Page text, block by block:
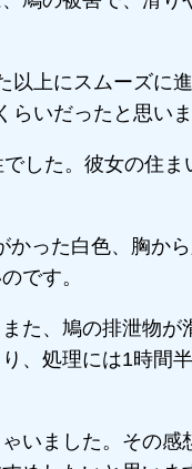
上にスムーズに
いだったと思いま
した。彼女の住ま
った白色、胸か
です。
た、鳩の排泄物が
、処理には1時間
いました。その